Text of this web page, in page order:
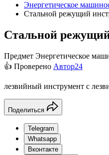
Энергетическое
Стальной режущий
Стальной
Предмет Энергетическое
👍 Проверено Автор24
лезвийный инструмент с
Поделиться
Telegram
Whatsapp
Вконтакте